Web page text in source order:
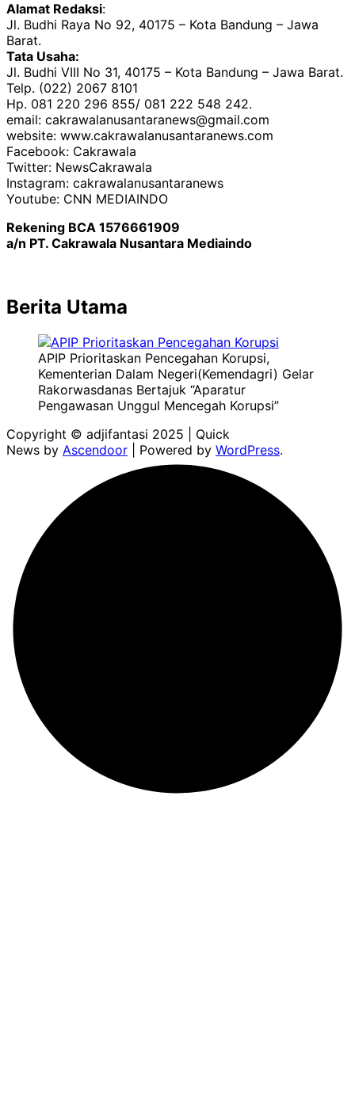
Alamat Redaksi:
Jl. Budhi Raya No 92, 40175 – Kota Bandung – Jawa
Barat.
Tata Usaha:
Jl. Budhi VIII No 31, 40175 – Kota Bandung – Jawa Barat.
Telp. (022) 2067 8101
Hp. 081 220 296 855/ 081 222 548 242.
email: cakrawalanusantaranews@gmail.com
website: www.cakrawalanusantaranews.com
Facebook: Cakrawala
Twitter: NewsCakrawala
Instagram: cakrawalanusantaranews
Youtube: CNN MEDIAINDO
Rekening BCA 1576661909
a/n PT. Cakrawala Nusantara Mediaindo
Berita Utama
APIP Prioritaskan Pencegahan Korupsi,
Kementerian Dalam Negeri(Kemendagri) Gelar
Rakorwasdanas Bertajuk “Aparatur
Pengawasan Unggul Mencegah Korupsi”
Copyright © adjifantasi 2025 | Quick
News by Ascendoor | Powered by WordPress.